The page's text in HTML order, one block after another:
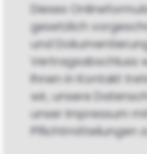
Dieses
gesetzlich
und Dokumentierung. Vor
Vertragsabschluss
Ihnen in Kontakt
wir, unsere Datenschutzerklärung und
unser Impressum mit den gesetzlichen
Pflichtmitteilungen